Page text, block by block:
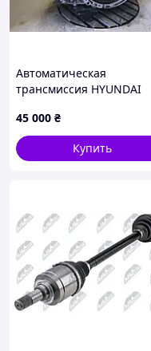
Автоматическая
трансмиссия HYUNDAI
3BJC6
45 000 ₴
Купить